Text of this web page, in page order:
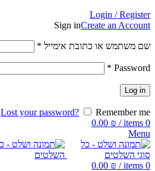
Login / Register
Sign inCreate an Account
שם משתמש או כתובת אימייל *
Password
*
Log in
Lost your password?
Remember me
0
items
/
0.00 ₪
Menu
0
items
/
0.00 ₪